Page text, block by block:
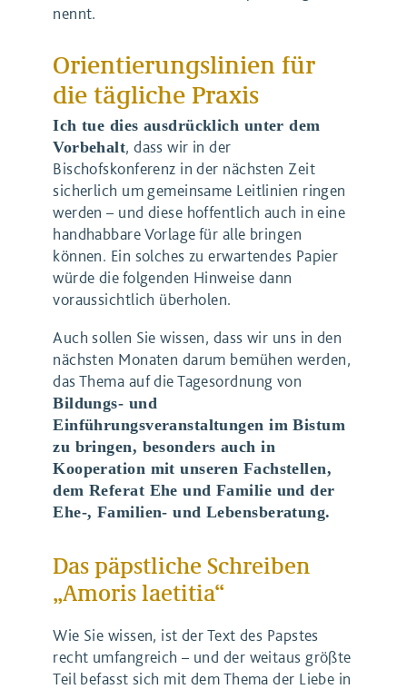
nennt.
Orientierungslinien für
die tägliche Praxis
Ich tue dies ausdrücklich unter dem
Vorbehalt, dass wir in der
Bischofskonferenz in der nächsten Zeit
sicherlich um gemeinsame Leitlinien ringen
werden – und diese hoffentlich auch in eine
handhabbare Vorlage für alle bringen
können. Ein solches zu erwartendes Papier
würde die folgenden Hinweise dann
voraussichtlich überholen.
Auch sollen Sie wissen, dass wir uns in den
nächsten Monaten darum bemühen werden,
das Thema auf die Tagesordnung von
Bildungs- und
Einführungsveranstaltungen im Bistum
zu bringen, besonders auch in
Kooperation mit unseren Fachstellen,
dem Referat Ehe und Familie und der
Ehe-, Familien- und Lebensberatung.
Das päpstliche Schreiben
„Amoris laetitia“
Wie Sie wissen, ist der Text des Papstes
recht umfangreich – und der weitaus größte
Teil befasst sich mit dem Thema der Liebe in